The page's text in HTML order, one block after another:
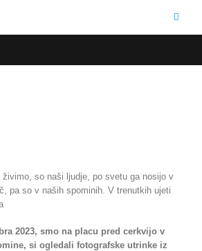
živimo, so naši ljudje, po svetu ga nosijo v
pa so v naših spominih. V trenutkih ujeti
2023, smo na placu pred cerkvijo v
si ogledali fotografske utrinke iz